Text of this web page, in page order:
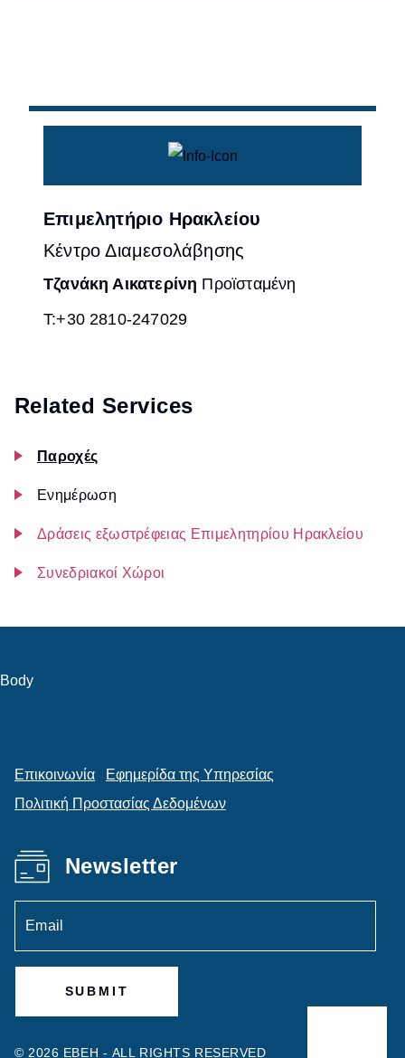
Related Services
Παροχές
Ενημέρωση
Δράσεις εξωστρέφειας Επιμελητηρίου Ηρακλείου
Συνεδριακοί Χώροι
Επιμελητήριο Ηρακλείου
Κέντρο Διαμεσολάβησης
Τζανάκη Αικατερίνη Προϊσταμένη
Τ:+30 2810-247029
Body
Επικοινωνία
Εφημερίδα της Υπηρεσίας
Πολιτική Προστασίας Δεδομένων
Newsletter
© 2026 ΕΒΕΗ - ALL RIGHTS RESERVED